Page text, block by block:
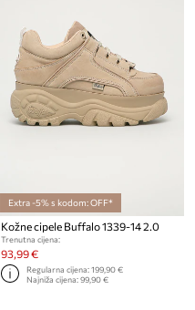
Extra -5% s kodom: OFF*
Kožne cipele Buffalo 1339-14 2.0
Trenutna cijena:
93,99 €
Regularna cijena:199,90 €
Najniža cijena:99,90 €